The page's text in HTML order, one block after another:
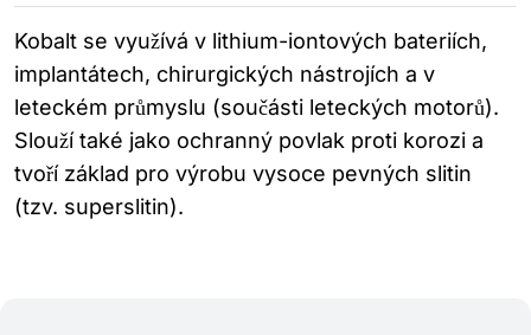
Kobalt se využívá v lithium-iontových bateriích,
implantátech, chirurgických nástrojích a v
leteckém průmyslu (součásti leteckých motorů).
Slouží také jako ochranný povlak proti korozi a
tvoří základ pro výrobu vysoce pevných slitin
(tzv. superslitin).